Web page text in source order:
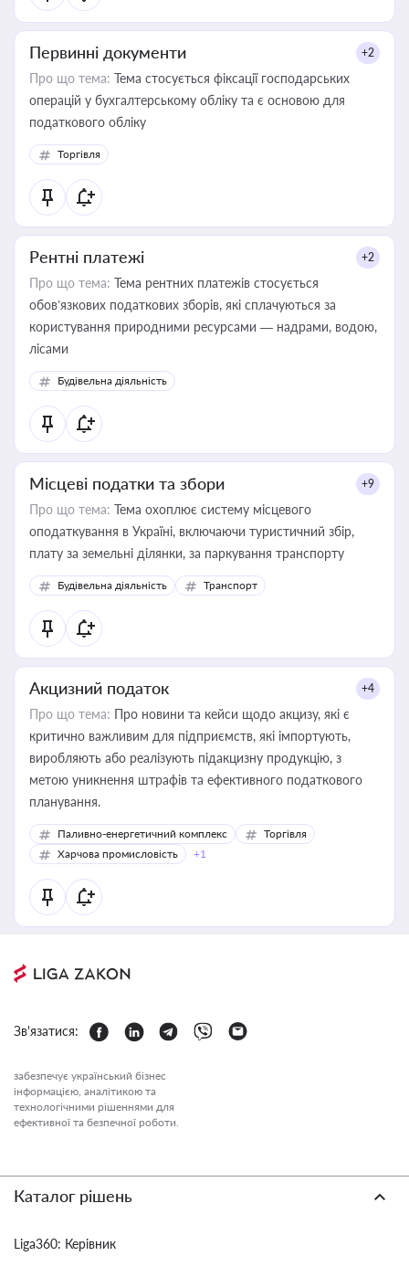
Первинні документи +2
Про що тема: Тема стосується фіксації господарських
операцій у бухгалтерському обліку та є основою для
податкового обліку
Торгівля
Рентні платежі +2
Про що тема: Тема рентних платежів стосується
обов’язкових податкових зборів, які сплачуються за
користування природними ресурсами — надрами, водою,
лісами
Будівельна діяльність
Місцеві податки та збори +9
Про що тема: Тема охоплює систему місцевого
оподаткування в Україні, включаючи туристичний збір,
плату за земельні ділянки, за паркування транспорту
Будівельна діяльність Транспорт
Акцизний податок +4
Про що тема: Про новини та кейси щодо акцизу, які є
критично важливим для підприємств, які імпортують,
виробляють або реалізують підакцизну продукцію, з
метою уникнення штрафів та ефективного податкового
планування.
Паливно-енергетичний комплекс
Торгівля
Харчова промисловість
+1
Зв'язатися:
забезпечує український бізнес
інформацією, аналітикою та
технологічними рішеннями для
ефективної та безпечної роботи.
Каталог рішень
Liga360: Керівник